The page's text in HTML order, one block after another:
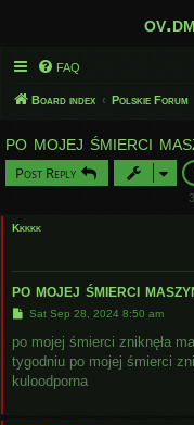
FAQ
Board index Polskie Forum
po mojej śmierci
Post Reply
Kkkkk
po mojej śmierci
P
s
Sat Sep 28, 2024 8:50 am
po mojej śmierci zniknęła
tygodniu po mojej śmierci
kuloodporna